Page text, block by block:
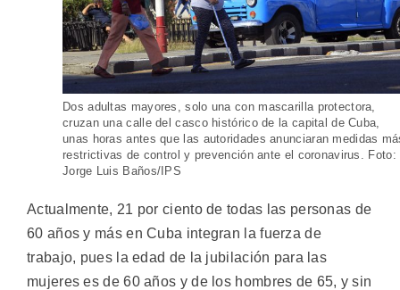
Dos adultas mayores, solo una con mascarilla protectora,
cruzan una calle del casco histórico de la capital de Cuba,
unas horas antes que las autoridades anunciaran medidas
restrictivas de control y prevención ante el coronavirus. Foto:
Jorge Luis Baños/IPS
Actualmente, 21 por ciento de todas las personas de
60 años y más en Cuba integran la fuerza de
trabajo, pues la edad de la jubilación para las
mujeres es de 60 años y de los hombres de 65, y sin